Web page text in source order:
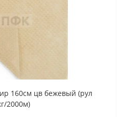
160см цв бежевый (рул
2000м)